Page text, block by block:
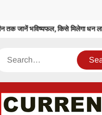
जानें भविष्यफल, किसे मिलेगा धन लाभ
Search